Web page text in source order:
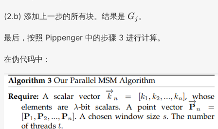
a
}
_
{i
,j
}
rc
/
\
ei
l
,
}
s
-
1
)
/
t'
\
xi
\
si
g
m
a
}
si
m
\
\
si
g
m
a
,
3
,
t
xi
si
m
-
1
)
(2.b) 添加上一步的所有块。结果是 G
j
Gj 。
最后，按照 Pippenger 中的步骤 3 进行计算。
在伪代码中：